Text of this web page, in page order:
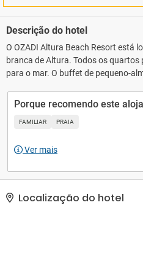
Descrição do hotel
O OZADI Altura Beach Resort está
branca de Altura. Todos os
para o mar. O buffet de pequeno-
exterior e de um spa de bem-estar.
hidroterapia, um banho turco e um
poderão usufruir ainda de um
através do jardim do hotel. O hotel
Porque recomendo este
FAMILIAR PRAIA
Ver mais
Localização do hotel